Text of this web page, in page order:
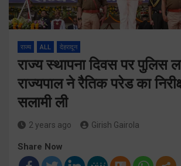
राज्य ALL देहरादून
राज्य स्थापना दिवस पर पुलिस
राज्यपाल ने रैतिक परेड का
सलामी ली
2 years ago Girish Gairola
Share Now